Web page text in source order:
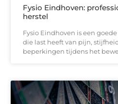
Fysio Eindhoven:
herstel
Fysio Eindhoven is een
die last heeft van pijn,
beperkingen tijdens het